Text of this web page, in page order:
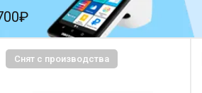
Снят с производства